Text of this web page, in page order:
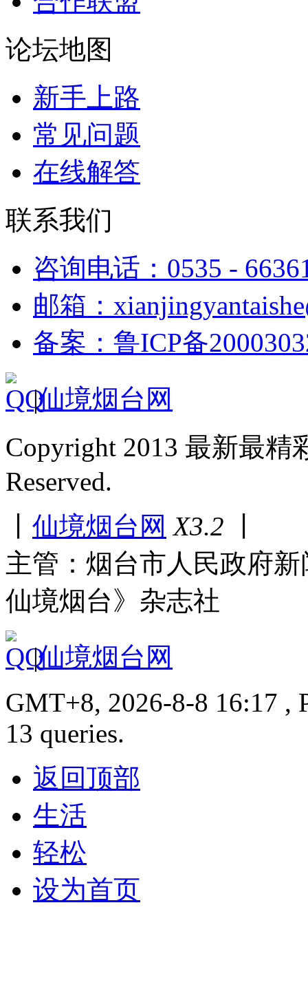
论坛地图
新手上路
常见问题
在线解答
联系我们
咨询电话：0535 -
邮箱：
备案：鲁ICP备
|仙境烟台网
Copyright 2013 最新最
Reserved.
仙境烟台网 X3.2
主管：烟台市人民政府
仙境烟台》杂志社
|仙境烟台网
GMT+8, 2026-8-8 16:17 ,
13 queries.
返回顶部
生活
轻松
设为首页